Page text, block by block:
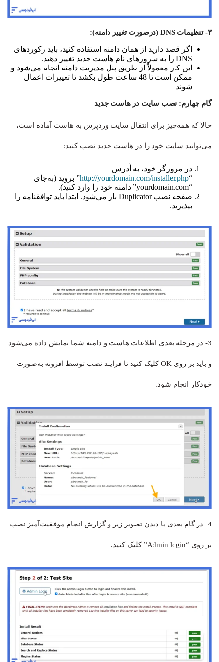
۳- تنظیمات DNS (درصورت تغییر دامنه):
اگر قصد دارید از همان دامنه استفاده کنید، باید رکوردهای
DNS را به سرورهای نام هاست جدید تغییر دهید.
این کار معمولاً از طریق پنل مدیریت دامنه انجام می‌شود و
ممکن است تا 48 ساعت طول بکشد تا تغییرات اعمال
شوند.
گام چهارم: نصب سایت در هاست جدید
حالا که همه‌چیز برای انتقال سایت وردپرس به هاست آماده است،
می‌توانید سایت خود را در هاست جدید نصب کنید:
در مرورگر خود، به آدرس
“
http://yourdomain.com/installer.php” بروید (به‌جای
“yourdomain.com” دامنه خود را وارد کنید).
صفحه نصب Duplicator باز می‌شود. ابتدا باید توافقنامه را
بپذیرید.
3- در مرحله بعدی اطلاعات هاست و دامنه شما نمایش داده می‌شود
و باید بر روی OK کلیک کنید تا فرایند نصب توسط افزونه به‌صورت
خودکار انجام شود.
4- در گام بعدی با دیدن تصویر زیر و گزارش انجام موفقیت‌آمیز نصب
بر روی “Admin login” کلیک کنید.